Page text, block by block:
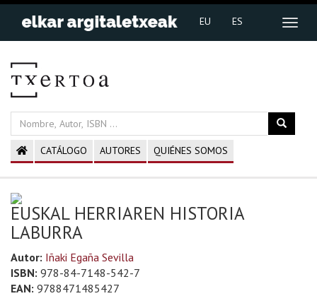
EU ES
CATÁLOGO AUTORES QUIÉNES SOMOS
EUSKAL HERRIAREN HISTORIA
LABURRA
Autor: Iñaki Egaña Sevilla
ISBN: 978-84-7148-542-7
EAN: 9788471485427